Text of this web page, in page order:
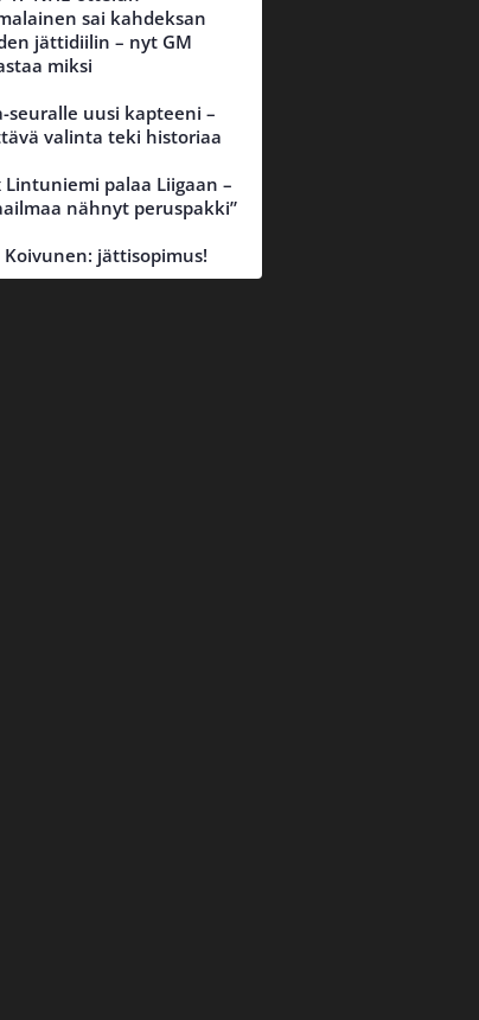
sai kahdeksan
jättidiilin – nyt GM
miksi
seuralle uusi kapteeni –
valinta teki historiaa
Lintuniemi palaa Liigaan –
nähnyt peruspakki”
Koivunen: jättisopimus!